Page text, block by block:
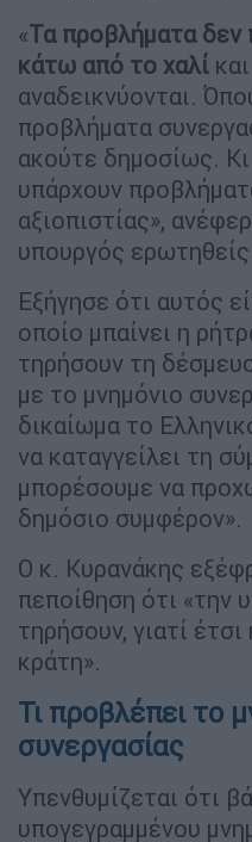
«Τα προβλήματα δεν
κάτω από το χαλί
αναδεικνύονται.
προβλήματα
ακούτε δημοσίως.
υπάρχουν
αξιοπιστίας»,
υπουργός ερωτηθείς
Εξήγησε ότι αυτός
οποίο μπαίνει η
τηρήσουν τη
με το μνημόνιο
δικαίωμα το
να καταγγείλει τη
μπορέσουμε να
δημόσιο συμφέρον».
Ο κ. Κυρανάκης
πεποίθηση ότι «την
τηρήσουν, γιατί
κράτη».
Τι προβλέπει το
συνεργασίας
Υπενθυμίζεται ότι
υπογεγραμμένου